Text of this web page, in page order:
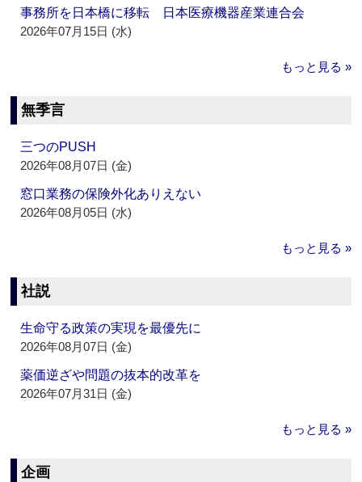
事務所を日本橋に移転 日本医療機器産業連合会
2026年07月15日 (水)
もっと見る »
無季言
三つのPUSH
2026年08月07日 (金)
窓口業務の保険外化ありえない
2026年08月05日 (水)
もっと見る »
社説
生命守る政策の実現を最優先に
2026年08月07日 (金)
薬価逆ざや問題の抜本的改革を
2026年07月31日 (金)
もっと見る »
企画